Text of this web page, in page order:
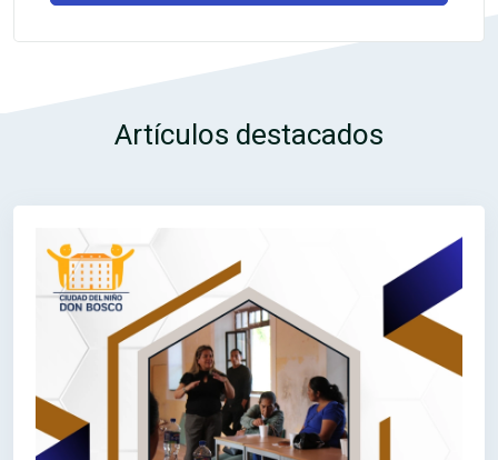
Artículos destacados